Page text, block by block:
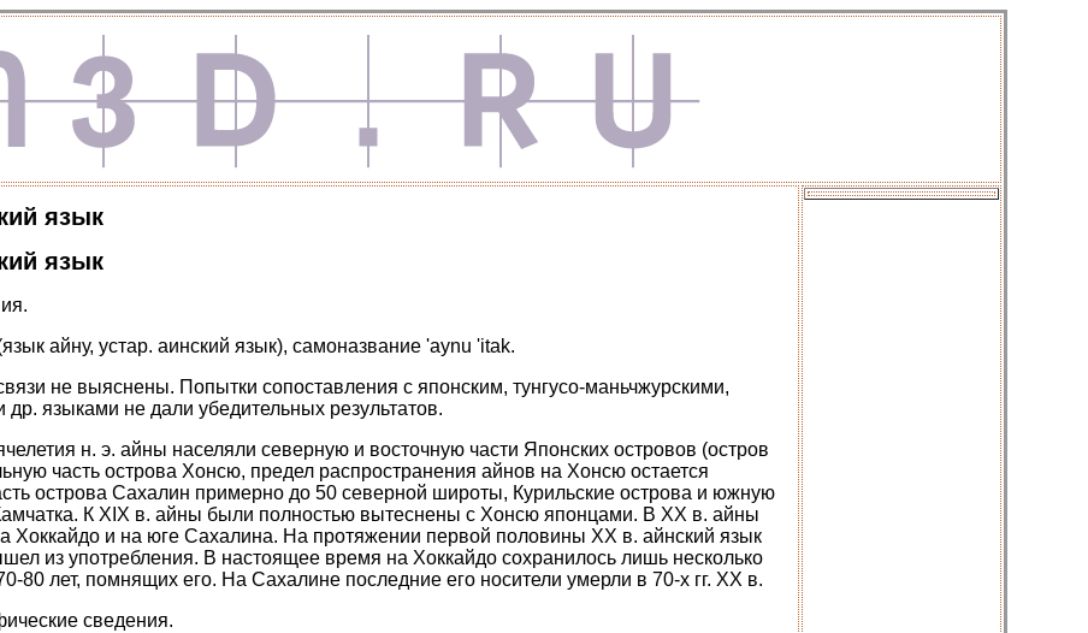
язык
язык
айну, устар. аинский язык), самоназвание 'aynu 'itak.
не выяснены. Попытки сопоставления с японским, тунгусо-маньчжурскими,
др. языками не дали убедительных результатов.
н. э. айны населяли северную и восточную части Японских островов (остров
часть острова Хонсю, предел распространения айнов на Хонсю остается
острова Сахалин примерно до 50 северной широты, Курильские острова и южную
К XIX в. айны были полностью вытеснены с Хонсю японцами. В XX в. айны
Хоккайдо и на юге Сахалина. На протяжении первой половины XX в. айнский язык
из употребления. В настоящее время на Хоккайдо сохранилось лишь несколько
80 лет, помнящих его. На Сахалине последние его носители умерли в 70-х гг. XX в.
сведения.